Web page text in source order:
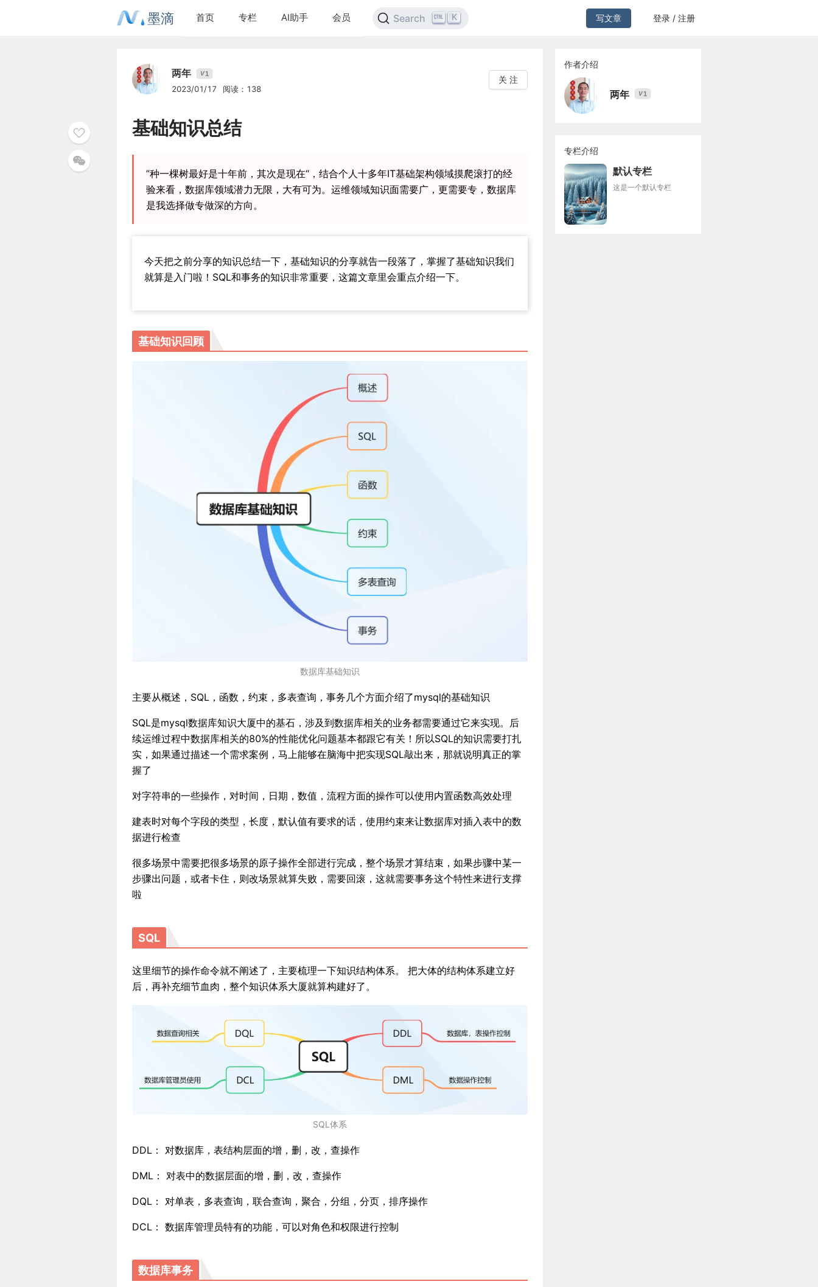
墨滴 首页 专栏 AI助手 会员 Search K 写文章 登录 / 注册
两年 V1
2023/01/17 阅读：138
关 注
基础知识总结
”种一棵树最好是十年前，其次是现在“，结合个人十多年IT基础架构领域摸爬滚打的经
验来看，数据库领域潜力无限，大有可为。运维领域知识面需要广，更需要专，数据库
是我选择做专做深的方向。
今天把之前分享的知识总结一下，基础知识的分享就告一段落了，掌握了基础知识我们
就算是入门啦！SQL和事务的知识非常重要，这篇文章里会重点介绍一下。
基础知识回顾
数据库基础知识
主要从概述，SQL，函数，约束，多表查询，事务几个方面介绍了mysql的基础知识
SQL是mysql数据库知识大厦中的基石，涉及到数据库相关的业务都需要通过它来实现。后
续运维过程中数据库相关的80%的性能优化问题基本都跟它有关！所以SQL的知识需要打扎
实，如果通过描述一个需求案例，马上能够在脑海中把实现SQL敲出来，那就说明真正的掌
握了
对字符串的一些操作，对时间，日期，数值，流程方面的操作可以使用内置函数高效处理
建表时对每个字段的类型，长度，默认值有要求的话，使用约束来让数据库对插入表中的数
据进行检查
很多场景中需要把很多场景的原子操作全部进行完成，整个场景才算结束，如果步骤中某一
步骤出问题，或者卡住，则改场景就算失败，需要回滚，这就需要事务这个特性来进行支撑
啦
SQL
这里细节的操作命令就不阐述了，主要梳理一下知识结构体系。 把大体的结构体系建立好
后，再补充细节血肉，整个知识体系大厦就算构建好了。
SQL体系
DDL： 对数据库，表结构层面的增，删，改，查操作
DML： 对表中的数据层面的增，删，改，查操作
DQL： 对单表，多表查询，联合查询，聚合，分组，分页，排序操作
DCL： 数据库管理员特有的功能，可以对角色和权限进行控制
数据库事务
作者介绍
两年 V1
专栏介绍
默认专栏
这是一个默认专栏